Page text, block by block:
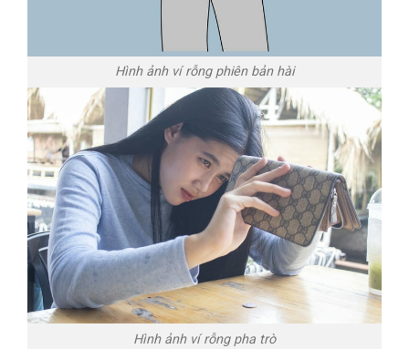
Hình ảnh ví rỗng phiên bản hài
Hình ảnh ví rỗng pha trò